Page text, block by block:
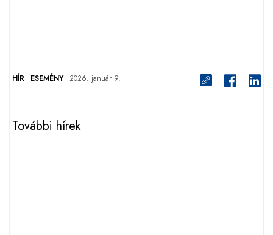
HÍR ESEMÉNY 2026. január 9.
További hírek